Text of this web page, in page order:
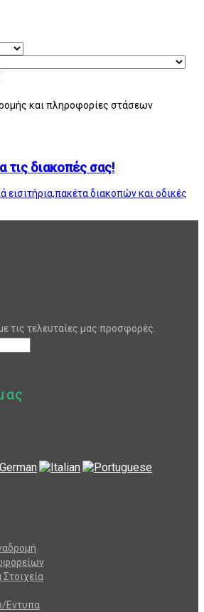
και πληροφορίες στάσεων
διακοπές σας!
εισιτήρια,πακέτα διακοπών και οδικές
τις τελευταίες μας προσφορές.
Εντυπα